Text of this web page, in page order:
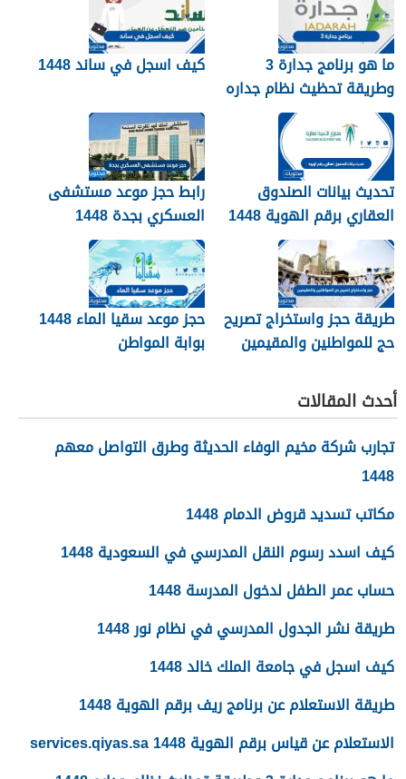
ما هو برنامج جدارة 3
وطريقة تحظيث نظام جداره
1448
كيف اسجل في ساند 1448
تحديث بيانات الصندوق
العقاري برقم الهوية 1448
الرابط والخطوات
رابط حجز موعد مستشفى
العسكري بجدة 1448
طريقة حجز واستخراج تصريح
حج للمواطنين والمقيمين
حجز موعد سقيا الماء 1448
بوابة المواطن
أحدث المقالات
تجارب شركة مخيم الوفاء الحديثة وطرق التواصل معهم
1448
مكاتب تسديد قروض الدمام 1448
كيف اسدد رسوم النقل المدرسي في السعودية 1448
حساب عمر الطفل لدخول المدرسة 1448
طريقة نشر الجدول المدرسي في نظام نور 1448
كيف اسجل في جامعة الملك خالد 1448
طريقة الاستعلام عن برنامج ريف برقم الهوية 1448
الاستعلام عن قياس برقم الهوية 1448 services.qiyas.sa